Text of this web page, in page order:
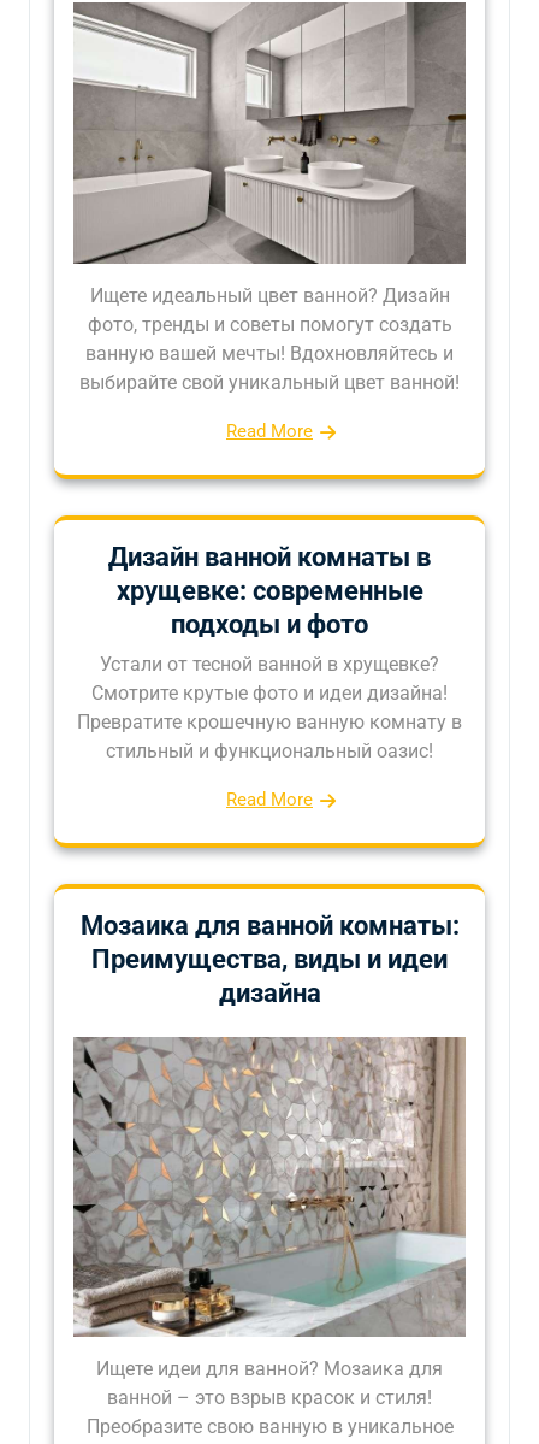
Ищете идеальный цвет ванной? Дизайн
фото, тренды и советы помогут создать
ванную вашей мечты! Вдохновляйтесь и
выбирайте свой уникальный цвет ванной!
Read More
Дизайн ванной комнаты в
хрущевке: современные
подходы и фото
Устали от тесной ванной в хрущевке?
Смотрите крутые фото и идеи дизайна!
Превратите крошечную ванную комнату в
стильный и функциональный оазис!
Read More
Мозаика для ванной комнаты:
Преимущества, виды и идеи
дизайна
Ищете идеи для ванной? Мозаика для
ванной – это взрыв красок и стиля!
Преобразите свою ванную в уникальное